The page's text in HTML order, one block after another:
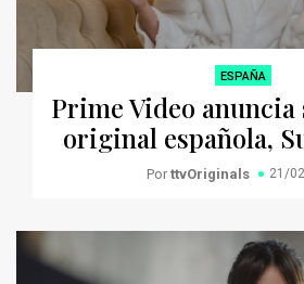
ESPAÑA
Prime Video
original española,
Por ttvOriginals 21/